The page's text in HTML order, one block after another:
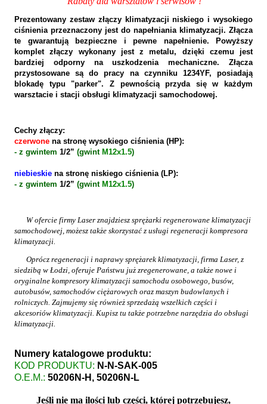
Prezentowany zestaw złączy klimatyzacji niskiego i wysokiego
ciśnienia przeznaczony jest do napełniania klimatyzacji. Złącza
te gwarantują bezpieczne i pewne napełnienie. Powyższy
komplet złączy wykonany jest z metalu, dzięki czemu jest
bardziej odporny na uszkodzenia mechaniczne. Złącza
przystosowane są do pracy na czynniku 1234YF, posiadają
blokadę typu "parker". Z pewnością przyda się w każdym
warsztacie i stacji obsługi klimatyzacji samochodowej.
Cechy złączy:
czerwone na stronę wysokiego ciśnienia (HP):
- z gwintem 1/2” (gwintM12x1.5)
niebieskie na stronę niskiego ciśnienia (LP):
- z gwintem 1/2” (gwintM12x1.5)
W ofercie firmy Laser znajdziesz sprężarki regenerowane klimatyzacji
samochodowej, możesz także skorzystać z usługi regeneracji kompresora
klimatyzacji.
Oprócz regeneracji i naprawy sprężarek klimatyzacji, firma Laser, z
siedzibą w Łodzi, oferuje Państwu już zregenerowane, a także nowe i
oryginalne kompresory klimatyzacji samochodu osobowego, busów,
autobusów, samochodów ciężarowych oraz maszyn budowlanych i
rolniczych. Zajmujemy się również sprzedażą wszelkich części i
akcesoriów klimatyzacji. Kupisz tu także potrzebne narzędzia do obsługi
klimatyzacji.
Numery katalogowe produktu:
KOD PRODUKTU: N-N-SAK-005
O.E.M.: 50206N-H, 50206N-L
Jeśli nie ma ilościlub części, której potrzebujesz,